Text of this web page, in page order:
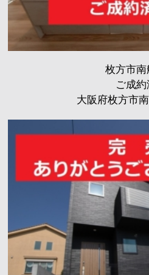
枚方市南
ご成約
大阪府枚方市